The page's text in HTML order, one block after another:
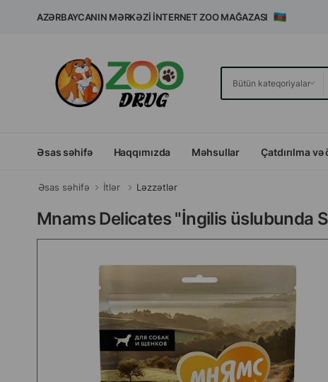
AZƏRBAYCANIN MƏRKƏZI İNTERNET ZOO MAĞAZASI
Əsas səhifə Haqqımızda Məhsullar Çatdırılma
Əsas səhifə İtlər Ləzzətlər
Mnams Delicates "İngilis üslubunda